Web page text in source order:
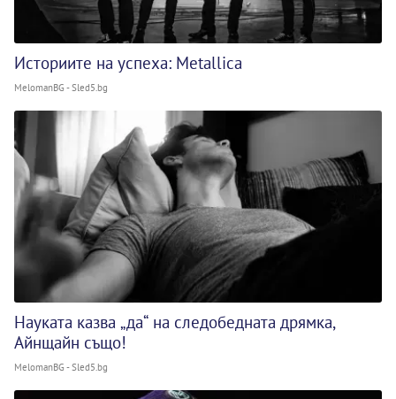
Историите на успеха: Metallica
MelomanBG - Sled5.bg
Науката казва „да“ на следобедната дрямка,
Айнщайн също!
MelomanBG - Sled5.bg